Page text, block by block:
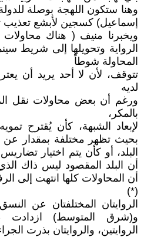
وهنا ستكون اللهجة بوصلة
إسماعيل) كسجين لأبشع تعذيب
ويخبرنا منيف ( هناك
الرواية وتحويلها إلى شريط
المحاولة شوطاً
تتوقف، لأن لا أحد يريد أن
لديه
ورغم أن بعض محاولات نقل
بالمكر،
لإبعاد الشبهة، كأن يُقترح
بحيث تظهر مختلفة بمقدار عن
البلد، أو كأن يتم اختيار
أن البلد المقصود ليس ذاك
أن المحاولات كلها انتهت إلى
(*)
الروايتان المختلفتان عن
و(شرق المتوسط) ازدادت
الروايتين، والروايتان بذرت